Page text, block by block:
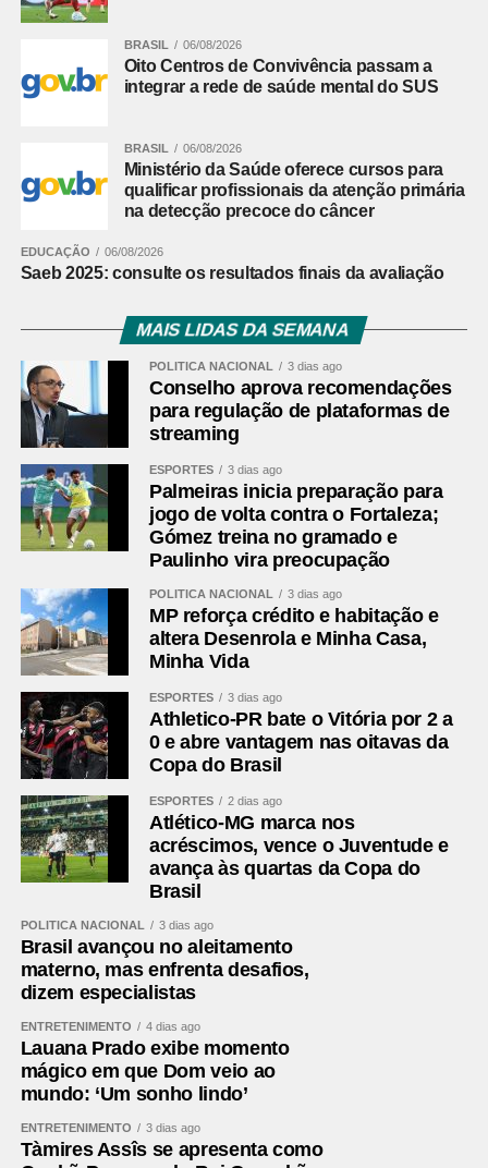
Comentários Facebook
BRASIL 06/08/2026
Oito Centros de Convivência passam a
integrar a rede de saúde mental do SUS
BRASIL 06/08/2026
Ministério da Saúde oferece cursos para
qualificar profissionais da atenção primária
na detecção precoce do câncer
EDUCAÇÃO 06/08/2026
Saeb 2025: consulte os resultados finais da avaliação
MAIS LIDAS DA SEMANA
POLÍTICA NACIONAL 3 dias ago
Conselho aprova recomendações
para regulação de plataformas de
streaming
ESPORTES 3 dias ago
Palmeiras inicia preparação para
jogo de volta contra o Fortaleza;
Gómez treina no gramado e
Paulinho vira preocupação
POLÍTICA NACIONAL 3 dias ago
MP reforça crédito e habitação e
altera Desenrola e Minha Casa,
Minha Vida
ESPORTES 3 dias ago
Athletico-PR bate o Vitória por 2 a
0 e abre vantagem nas oitavas da
Copa do Brasil
ESPORTES 2 dias ago
Atlético-MG marca nos
acréscimos, vence o Juventude e
avança às quartas da Copa do
Brasil
POLÍTICA NACIONAL 3 dias ago
Brasil avançou no aleitamento
materno, mas enfrenta desafios,
dizem especialistas
ENTRETENIMENTO 4 dias ago
Lauana Prado exibe momento
mágico em que Dom veio ao
mundo: ‘Um sonho lindo’
ENTRETENIMENTO 3 dias ago
Tàmires Assîs se apresenta como